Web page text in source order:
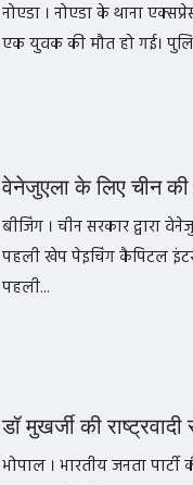
नोएडा । नोएडा के थाना
एक युवक की मौत हो गई।
वेनेजुएला के लिए चीन की
बीजिंग । चीन सरकार द्वारा
पहली खेप पेइचिंग कैपिटल
पहली...
डॉ मुखर्जी की
भोपाल । भारतीय जनता